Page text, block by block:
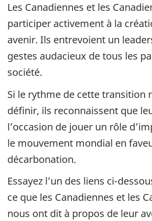
Les Canadiennes et les
participer activement à la
avenir. Ils entrevoient un
gestes audacieux de tous les
société.
Si le rythme de cette transition
définir, ils reconnaissent que
l’occasion de jouer un rôle
le mouvement mondial en
décarbonation.
Essayez l’un des liens ci-
ce que les Canadiennes et les
nous ont dit à propos de leur